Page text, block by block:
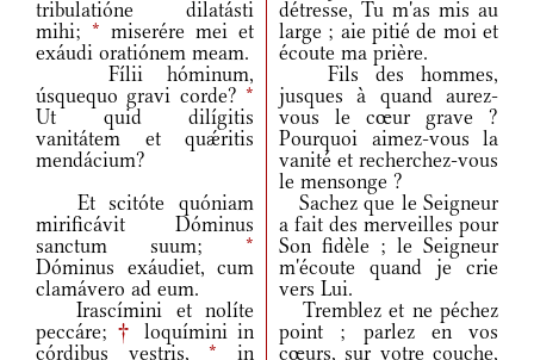
tribulatióne dilatásti
mihi; * miserére mei et
exáudi oratiónem meam.
détresse, Tu m'as mis au
large ; aie pitié de moi et
écoute ma prière.
Fílii hóminum,
úsquequo gravi corde? *
Ut quid dilígitis
vanitátem et quǽritis
mendácium?
Fils des hommes,
jusques à quand aurez-
vous le cœur grave ?
Pourquoi aimez-vous la
vanité et recherchez-vous
le mensonge ?
Et scitóte quóniam
mirificávit Dóminus
sanctum suum; *
Dóminus exáudiet, cum
clamávero ad eum.
Sachez que le Seigneur
a fait des merveilles pour
Son fidèle ; le Seigneur
m'écoute quand je crie
vers Lui.
Irascímini et nolíte
peccáre; †
loquímini in
córdibus vestris,* in
Tremblez et ne péchez
point ; parlez en vos
cœurs, sur votre couche,